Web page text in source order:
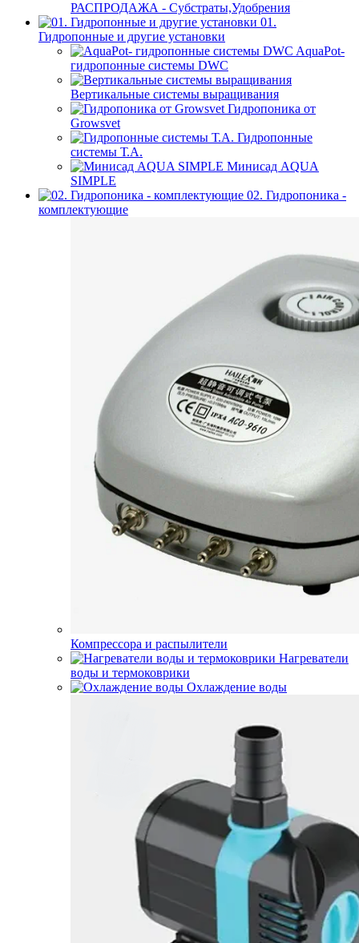
РАСПРОДАЖА - Субстраты,Удобрения
01.
Гидропонные и другие установки
AquaPot-
гидропонные системы DWC
Вертикальные системы выращивания
Гидропоника от
Growsvet
Гидропонные
системы Т.A.
Минисад AQUA
SIMPLE
02. Гидропоника -
комплектующие
Компрессора и распылители
Нагреватели
воды и термоковрики
Охлаждение воды